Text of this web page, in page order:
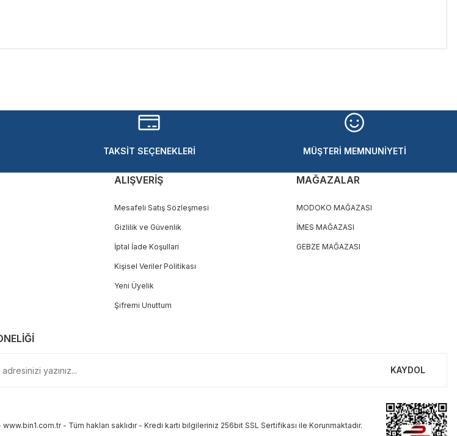
Yorum Yaz
TAKSİT SEÇENEKLERİ MÜŞTERİ MEMNUNİYETİ
ALIŞVERİŞ
Mesafeli Satış Sözleşmesi
Gizlilik ve Güvenlik
İptal İade Koşullari
Kişisel Veriler Politikası
Yeni Üyelik
Şifremi Unuttum
MAĞAZALAR
MODOKO MAĞAZASI
İMES MAĞAZASI
GEBZE MAĞAZASI
KAYDOL
- Tüm hakları saklıdır - Kredi kartı bilgileriniz 256bit SSL Sertifikası ile Korunmaktadır.